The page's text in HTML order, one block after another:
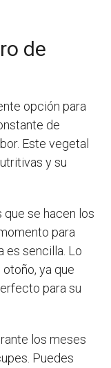
de
opción para
de
Este vegetal
y su
que se hacen los
para
es sencilla. Lo
ya que
para su
los meses
Puedes